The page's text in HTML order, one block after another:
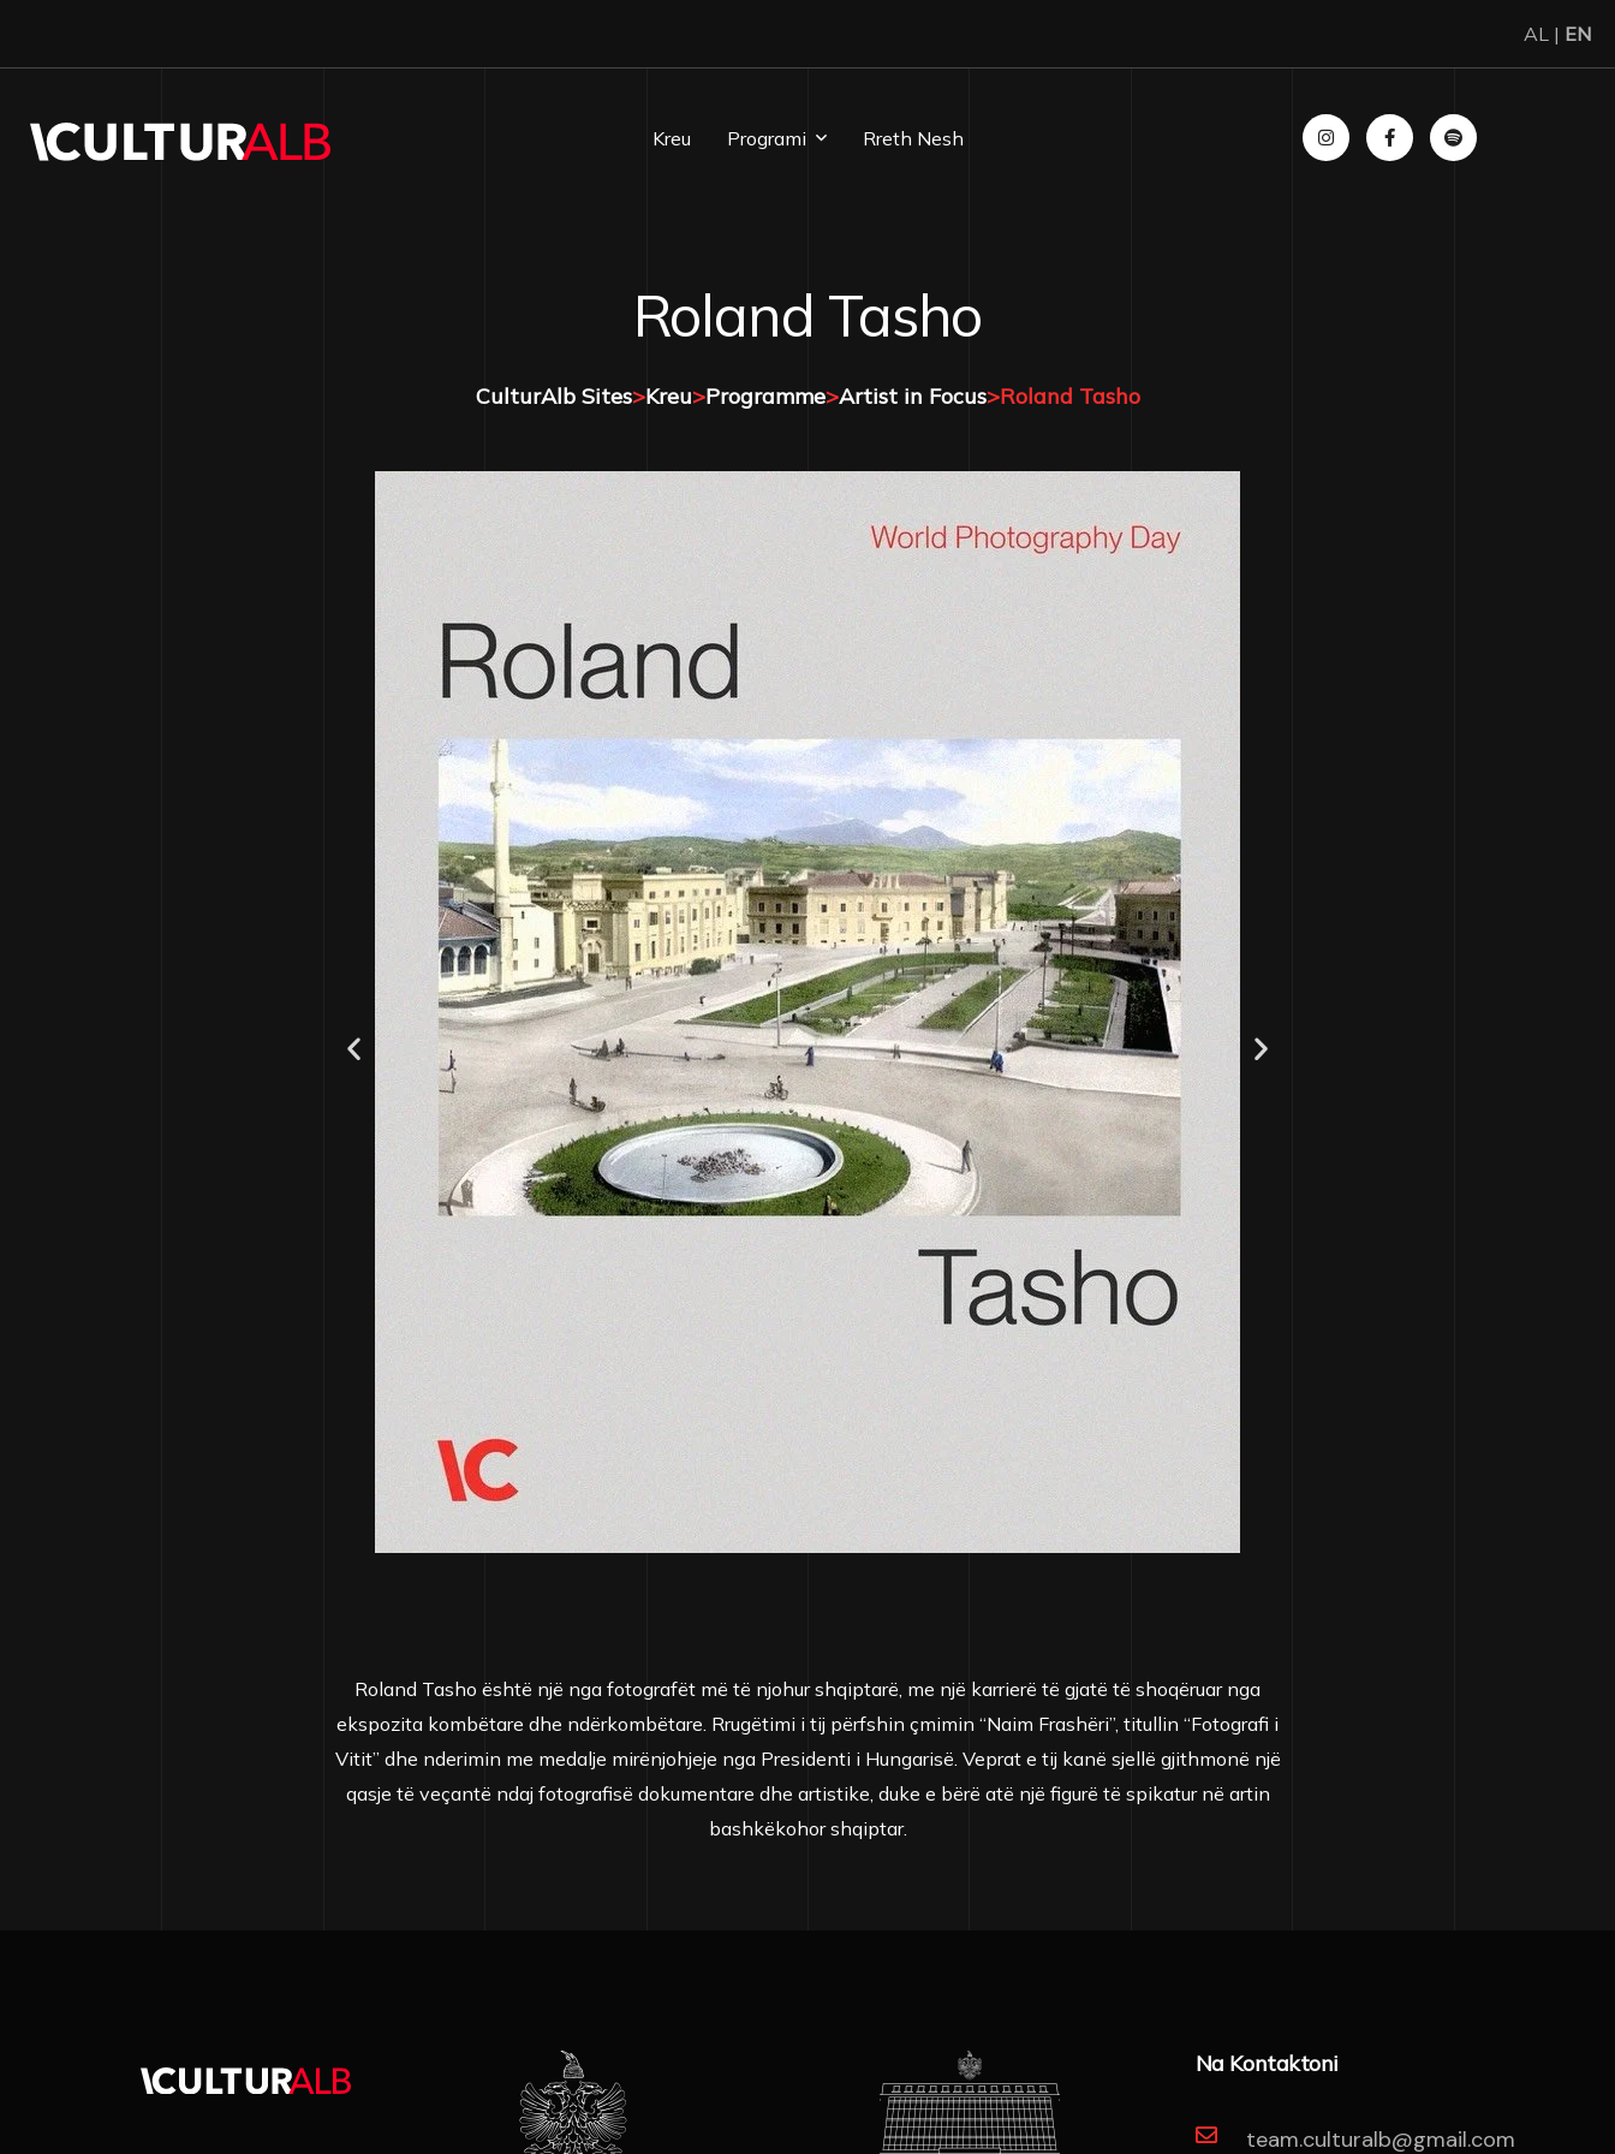
AL | EN
Kreu Programi
Artist In Focus
News
Supported By Culturalb
Rreth Nesh
Roland Tasho
CulturAlb Sites>Kreu>Programme>Artist in Focus>Roland Tasho
Roland Tasho është një nga fotografët më të njohur shqiptarë, me një karrierë të gjatë të shoqëruar nga
ekspozita kombëtare dhe ndërkombëtare. Rrugëtimi i tij përfshin çmimin “Naim Frashëri”, titullin “Fotografi i
Vitit” dhe nderimin me medalje mirënjohjeje nga Presidenti i Hungarisë. Veprat e tij kanë sjellë gjithmonë një
qasje të veçantë ndaj fotografisë dokumentare dhe artistike, duke e bërë atë një figurë të spikatur në artin
bashkëkohor shqiptar.
Na Kontaktoni
team.culturalb@gmail.com